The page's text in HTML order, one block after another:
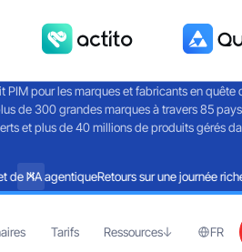
pour les marques et fabricants en
de 300 grandes marques à travers 85
et plus de 40 millions de produits gérés
l'IA agentiqueRetours sur une journée riche
Tarifs Ressources FR